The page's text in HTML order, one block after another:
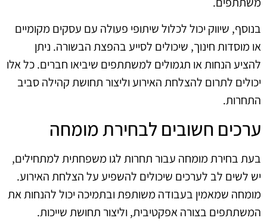
בנוסף, שיווק יכול לכלול שיתופי פעולה עם עסקים מקומיים
או מוסדות חינוך, שיכולים לסייע בהפצת הבשורה. ניתן
להציע הנחות או תגמולים למשתתפים שיביאו חברים. כל אלו
יכולים לתרום להצלחת האירוע וליצור תחושת קהילה סביב
התחרות.
ערכים חשובים לבחירת מומחה
בעת בחירת מומחה עבור תחרות לגו משפחתית למתחילים,
יש לשים לב לערכים שיכולים להשפיע על הצלחת האירוע.
מומחה שמאמין בעבודה משותפת ובתמיכה יכול להנחות את
המשתתפים בצורה אפקטיבית, וליצור תחושת שייכות.